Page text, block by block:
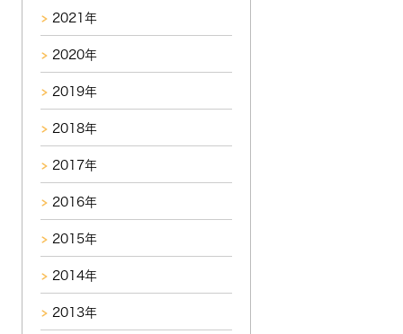
2021年
2020年
2019年
2018年
2017年
2016年
2015年
2014年
2013年